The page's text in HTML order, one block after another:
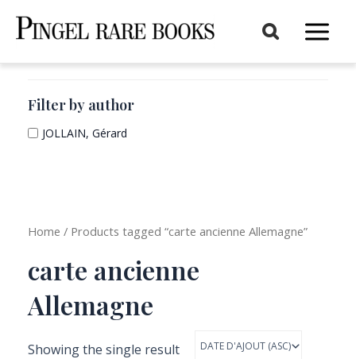
Main
Filter by author
JOLLAIN, Gérard
Home / Products tagged “carte ancienne Allemagne”
carte ancienne
Allemagne
Showing the single result